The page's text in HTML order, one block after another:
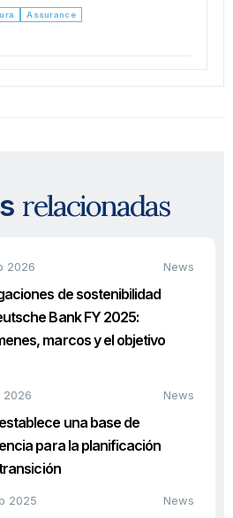
Assurance
relacionadas
2026 News
de sostenibilidad
Bank FY 2025:
marcos y el objetivo
2026 News
una base de
para la planificación
2025 News